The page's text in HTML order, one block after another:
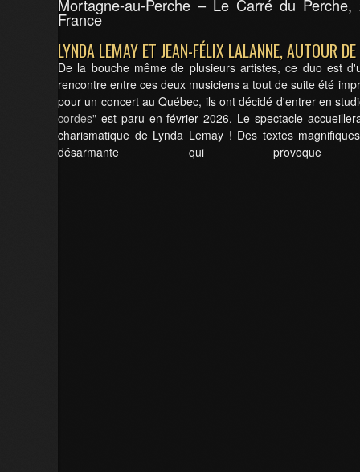
Mortagne-au-Perche – Le Carré du
France
LYNDA LEMAY ET JEAN-FÉLIX LALANNE, AUTOUR
De la bouche même de plusieurs artistes, ce duo est
rencontre entre ces deux musiciens a tout de suite été
pour un concert au Québec, ils ont décidé d'entrer en
cordes" est paru en février 2026. Le spectacle
charismatique de Lynda Lemay ! Des textes
désarmante qui